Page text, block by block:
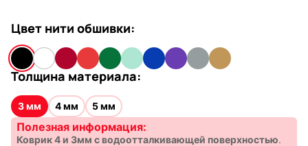
Цвет нити обшивки:
Толщина материала:
3 мм 4 мм 5 мм
Полезная информация:
Коврик 4 и 3мм с водоотталкивающей поверхностью.